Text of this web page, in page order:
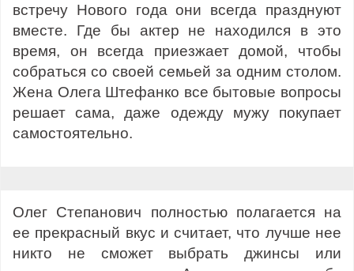
встречу Нового года они всегда празднуют
вместе. Где бы актер не находился в это
время, он всегда приезжает домой, чтобы
собраться со своей семьей за одним столом.
Жена Олега Штефанко все бытовые вопросы
решает сама, даже одежду мужу покупает
самостоятельно.
Олег Степанович полностью полагается на
ее прекрасный вкус и считает, что лучше нее
никто не сможет выбрать джинсы или